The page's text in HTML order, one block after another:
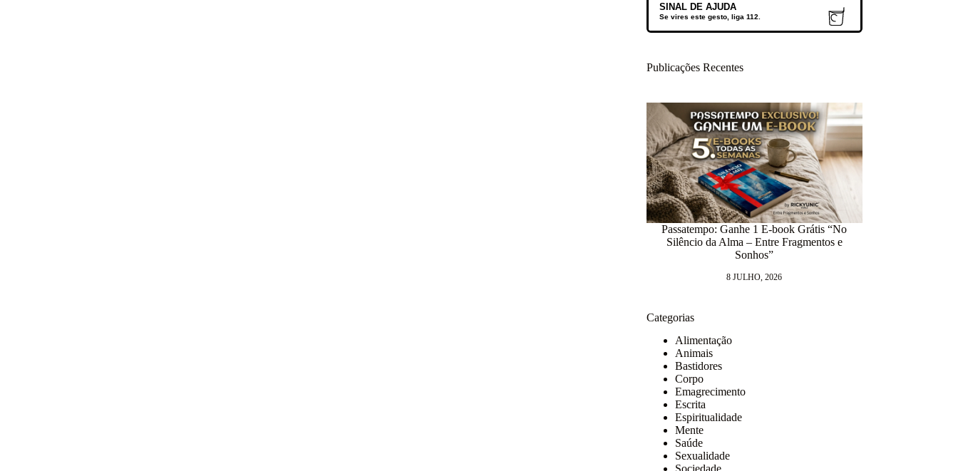
SINAL DE AJUDA
Se vires este gesto, liga 112.
Publicações Recentes
Passatempo: Ganhe 1 E-book Grátis “No
Silêncio da Alma – Entre Fragmentos e
Sonhos”
8 JULHO, 2026
Categorias
Alimentação
Animais
Bastidores
Corpo
Emagrecimento
Escrita
Espiritualidade
Mente
Saúde
Sexualidade